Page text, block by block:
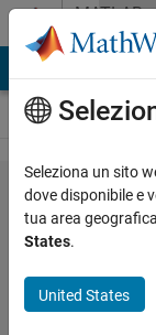
Vai al contenutoMATLAB
Answers
Distribution
of some
Seleziona un sito
dove disponibile e
tua area
States.
United States